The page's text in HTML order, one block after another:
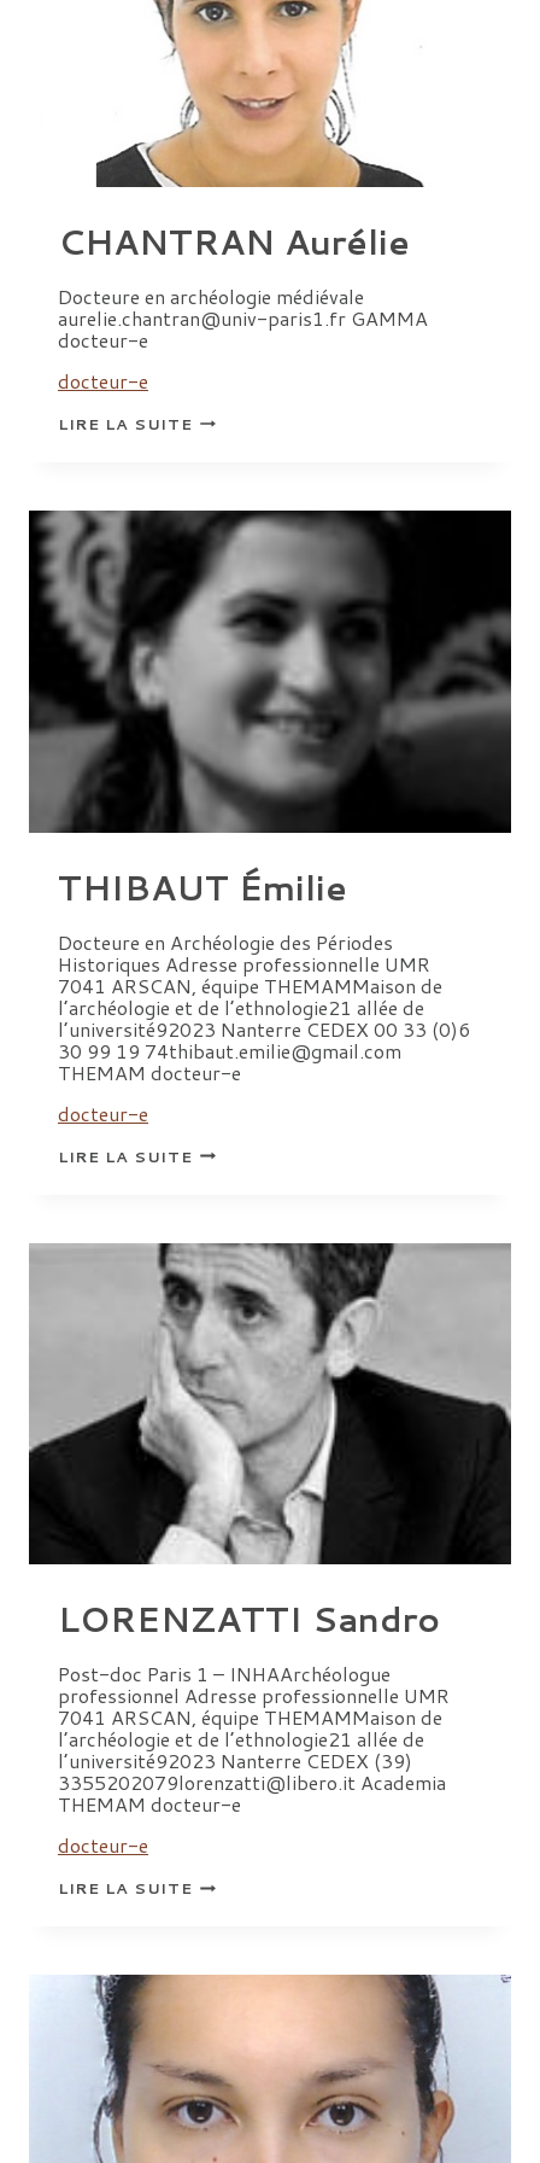
CHANTRAN Aurélie
Docteure en archéologie médiévale
aurelie.chantran@univ-paris1.fr GAMMA
docteur-e
docteur-e
LIRE LA SUITECHANTRAN
AURÉLIE
THIBAUT Émilie
Docteure en Archéologie des Périodes
Historiques Adresse professionnelle UMR
7041 ARSCAN, équipe THEMAMMaison de
l’archéologie et de l’ethnologie21 allée de
l’université92023 Nanterre CEDEX 00 33 (0)6
30 99 19 74thibaut.emilie@gmail.com
THEMAM docteur-e
docteur-e
LIRE LA SUITETHIBAUT
ÉMILIE
LORENZATTI Sandro
Post-doc Paris 1 – INHAArchéologue
professionnel Adresse professionnelle UMR
7041 ARSCAN, équipe THEMAMMaison de
l’archéologie et de l’ethnologie21 allée de
l’université92023 Nanterre CEDEX (39)
3355202079lorenzatti@libero.it Academia
THEMAM docteur-e
docteur-e
LIRE LA SUITELORENZATTI
SANDRO